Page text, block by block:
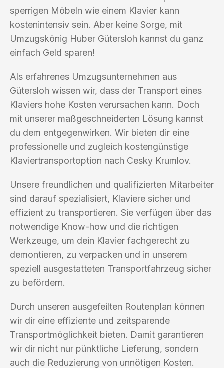
sperrigen Möbeln wie einem Klavier kann
kostenintensiv sein. Aber keine Sorge, mit
Umzugskönig Huber Gütersloh kannst du ganz
einfach Geld sparen!
Als erfahrenes Umzugsunternehmen aus
Gütersloh wissen wir, dass der Transport eines
Klaviers hohe Kosten verursachen kann. Doch
mit unserer maßgeschneiderten Lösung kannst
du dem entgegenwirken. Wir bieten dir eine
professionelle und zugleich kostengünstige
Klaviertransportoption nach Cesky Krumlov.
Unsere freundlichen und qualifizierten Mitarbeiter
sind darauf spezialisiert, Klaviere sicher und
effizient zu transportieren. Sie verfügen über das
notwendige Know-how und die richtigen
Werkzeuge, um dein Klavier fachgerecht zu
demontieren, zu verpacken und in unserem
speziell ausgestatteten Transportfahrzeug sicher
zu befördern.
Durch unseren ausgefeilten Routenplan können
wir dir eine effiziente und zeitsparende
Transportmöglichkeit bieten. Damit garantieren
wir dir nicht nur pünktliche Lieferung, sondern
auch die Reduzierung von unnötigen Kosten.